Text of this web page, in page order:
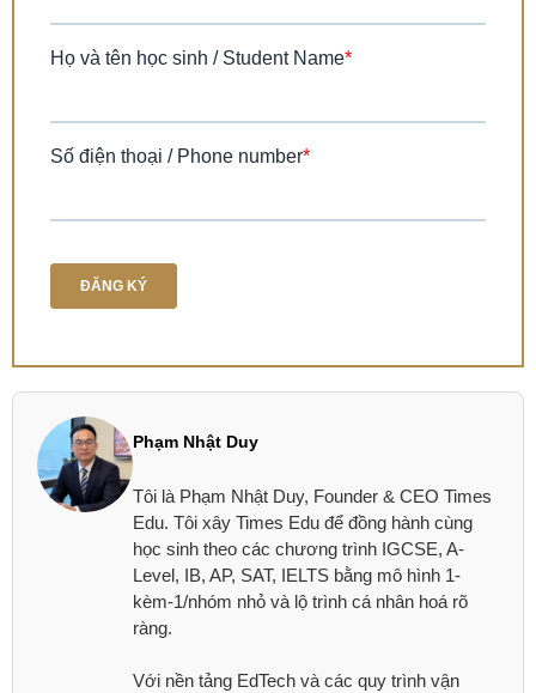
Phạm Nhật Duy
Tôi là Phạm Nhật Duy, Founder & CEO Times
Edu. Tôi xây Times Edu để đồng hành cùng
học sinh theo các chương trình IGCSE, A-
Level, IB, AP, SAT, IELTS bằng mô hình 1-
kèm-1/nhóm nhỏ và lộ trình cá nhân hoá rõ
ràng.
Với nền tảng EdTech và các quy trình vận